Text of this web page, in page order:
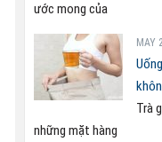
ước mong của
MAY
Trà
những mặt hàng